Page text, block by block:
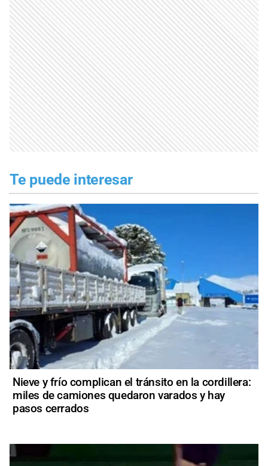
Te puede interesar
Nieve y frío complican el tránsito en la cordillera:
miles de camiones quedaron varados y hay
pasos cerrados